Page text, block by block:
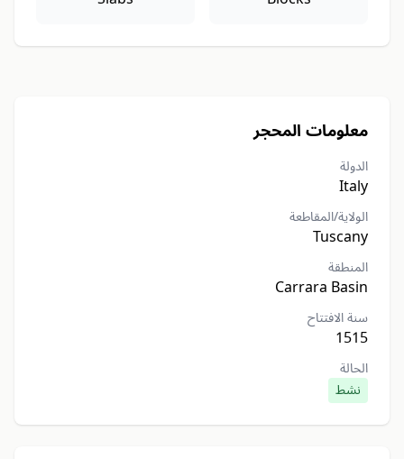
معلومات المحجر
الدولة
Italy
الولاية/المقاطعة
Tuscany
المنطقة
Carrara Basin
سنة الافتتاح
1515
الحالة
نشط